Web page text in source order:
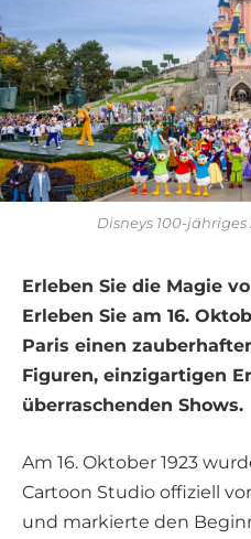
Disneys 100-
Erleben Sie die Magie
Erleben Sie am 16.
Paris einen
Figuren, einzigartigen
überraschenden Shows.
Am 16. Oktober 1923
Cartoon Studio offiziell
und markierte den